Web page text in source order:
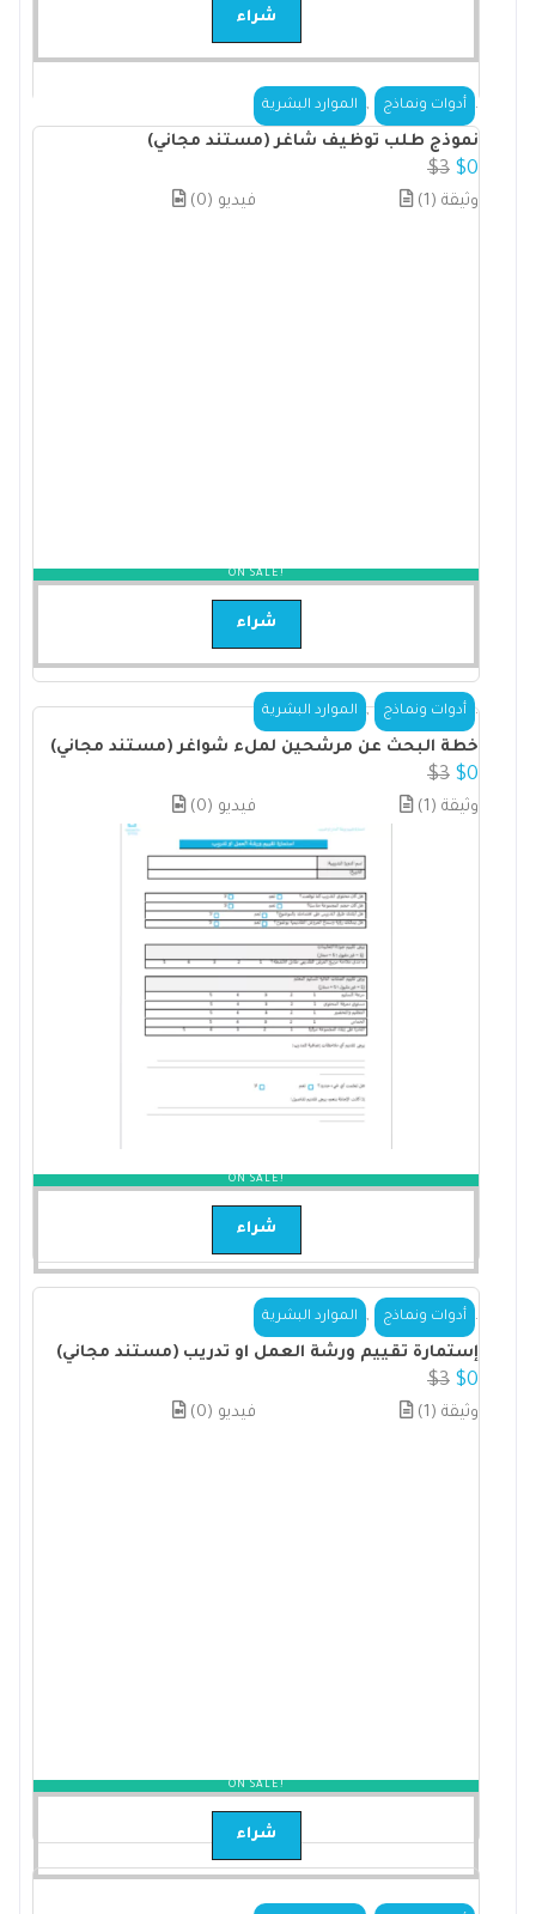
شراء
الموارد البشرية أدوات ونماذج
نموذج طلب توظيف شاغر (مستند مجاني)
$3 $0
(0) فيديو (1) وثيقة
ON SALE!
شراء
الموارد البشرية أدوات ونماذج
خطة البحث عن مرشحين لملء شواغر (مستند مجاني)
$3 $0
(0) فيديو (1) وثيقة
ON SALE!
شراء
الموارد البشرية أدوات ونماذج
إستمارة تقييم ورشة العمل او تدريب (مستند مجاني)
$3 $0
(0) فيديو (1) وثيقة
ON SALE!
شراء